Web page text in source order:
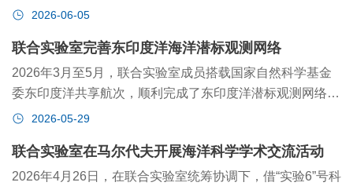
2026-06-05
联合实验室完善东印度洋海洋潜标观测网络
2026年3月至5月，联合实验室成员搭载国家自然科学基金
委东印度洋共享航次，顺利完成了东印度洋潜标观测网络的
维护工作。
2026-05-29
联合实验室在马尔代夫开展海洋科学学术交流活动
2026年4月26日，在联合实验室统筹协调下，借“实验6”号科